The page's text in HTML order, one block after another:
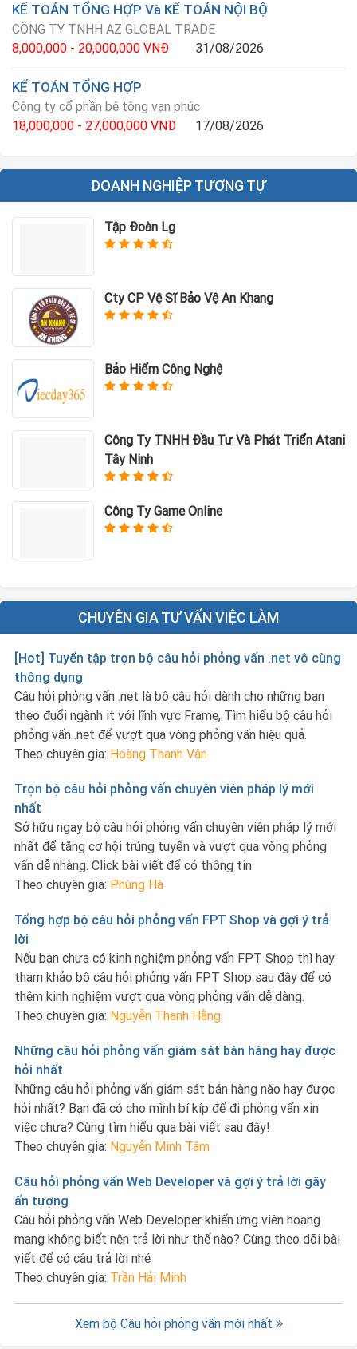
KẾ TOÁN TỔNG HỢP Và KẾ TOÁN NỘI BỘ
CÔNG TY TNHH AZ GLOBAL TRADE
8,000,000 - 20,000,000 VNĐ
31/08/2026
KẾ TOÁN TỔNG HỢP
Công ty cổ phần bê tông vạn phúc
18,000,000 - 27,000,000 VNĐ
17/08/2026
DOANH NGHIỆP TƯƠNG TỰ
Tập Đoàn Lg
Cty CP Vệ Sĩ Bảo Vệ An Khang
Bảo Hiểm Công Nghệ
Công Ty TNHH Đầu Tư Và Phát Triển Atani
Tây Ninh
Công Ty Game Online
CHUYÊN GIA TƯ VẤN VIỆC LÀM
[Hot] Tuyển tập trọn bộ câu hỏi phỏng vấn .net vô cùng
thông dụng
Câu hỏi phỏng vấn .net là bộ câu hỏi dành cho những bạn
theo đuổi ngành it với lĩnh vực Frame, Tìm hiểu bộ câu hỏi
phỏng vấn .net để vượt qua vòng phỏng vấn hiệu quả.
Theo chuyên gia: Hoàng Thanh Vân
Trọn bộ câu hỏi phỏng vấn chuyên viên pháp lý mới
nhất
Sở hữu ngay bộ câu hỏi phỏng vấn chuyên viên pháp lý mới
nhất để tăng cơ hội trúng tuyển và vượt qua vòng phỏng
vấn dễ nhàng. Click bài viết để có thông tin.
Theo chuyên gia: Phùng Hà
Tổng hợp bộ câu hỏi phỏng vấn FPT Shop và gợi ý trả
lời
Nếu bạn chưa có kinh nghiệm phỏng vấn FPT Shop thì hay
tham khảo bộ câu hỏi phỏng vấn FPT Shop sau đây để có
thêm kinh nghiệm vượt qua vòng phỏng vấn dễ dàng.
Theo chuyên gia: Nguyễn Thanh Hằng
Những câu hỏi phỏng vấn giám sát bán hàng hay được
hỏi nhất
Những câu hỏi phỏng vấn giám sát bán hàng nào hay được
hỏi nhất? Bạn đã có cho mình bí kíp để đi phỏng vấn xin
việc chưa? Cùng tìm hiểu qua bài viết sau đây!
Theo chuyên gia: Nguyễn Minh Tâm
Câu hỏi phỏng vấn Web Developer và gợi ý trả lời gây
ấn tượng
Câu hỏi phỏng vấn Web Developer khiến ứng viên hoang
mang không biết nên trả lời như thế nào? Cùng theo dõi bài
viết để có câu trả lời nhé
Theo chuyên gia: Trần Hải Minh
Xem bộ Câu hỏi phỏng vấn mới nhất